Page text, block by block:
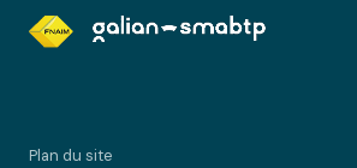
plan du site